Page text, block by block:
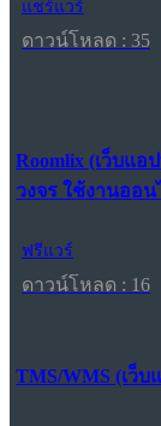
แชร์แวร์
ดาวน์โหลด : 35
Roomlix (เว็บแ
วงจร ใช้งานออน
ฟรีแวร์
ดาวน์โหลด : 16
TMS/WMS (เว็